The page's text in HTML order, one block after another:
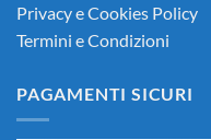
Privacy e Cookies Policy
Termini e Condizioni
PAGAMENTI SICURI